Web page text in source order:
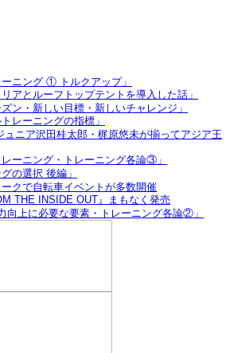
ニング ① トルクアップ」
アとルーフトップテントを導入した話」
ン・新しい目標・新しいチャレンジ」
レーニングの指標」
ュニア沢田桂太郎・梶原悠未が揃ってアジア王
ーニング・トレーニング各論③」
の選択 後編」
クで自転車イベントが多数開催
THE INSIDE OUT』まもなく発売
向上に必要な要素・トレーニング各論②」